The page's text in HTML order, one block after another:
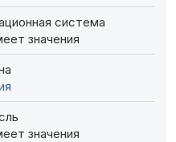
система
значения
значения